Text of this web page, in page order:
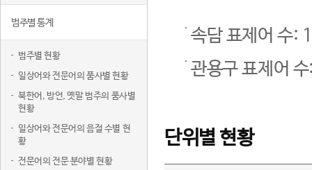
범주별 통계
범주별 현황
일상어와 전문어의 품사별 현황
북한어, 방언, 옛말 범주의 품사별
현황
일상어와 전문어의 음절 수별 현
황
전문어의 전문 분야별 현황
속담 표제어 수:
관용구 표제어
단위별 현황